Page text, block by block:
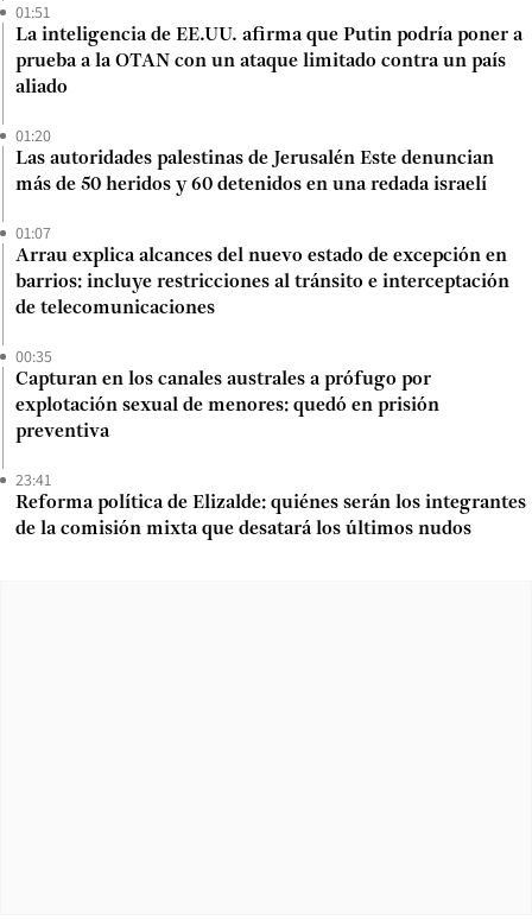
01:51
La inteligencia de EE.UU. afirma que Putin podría poner a
prueba a la OTAN con un ataque limitado contra un país
aliado
01:20
Las autoridades palestinas de Jerusalén Este denuncian
más de 50 heridos y 60 detenidos en una redada israelí
01:07
Arrau explica alcances del nuevo estado de excepción en
barrios: incluye restricciones al tránsito e interceptación
de telecomunicaciones
00:35
Capturan en los canales australes a prófugo por
explotación sexual de menores: quedó en prisión
preventiva
23:41
Reforma política de Elizalde: quiénes serán los integrantes
de la comisión mixta que desatará los últimos nudos